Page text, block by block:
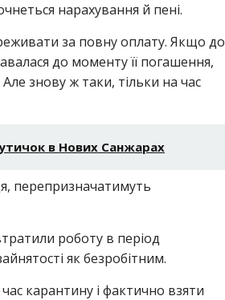
нарахування й пені.
за повну оплату. Якщо до
до моменту її погашення,
знову ж таки, тільки на час
в Нових Санжарах
перепризначатимуть
роботу в період
як безробітним.
карантину і фактично взяти